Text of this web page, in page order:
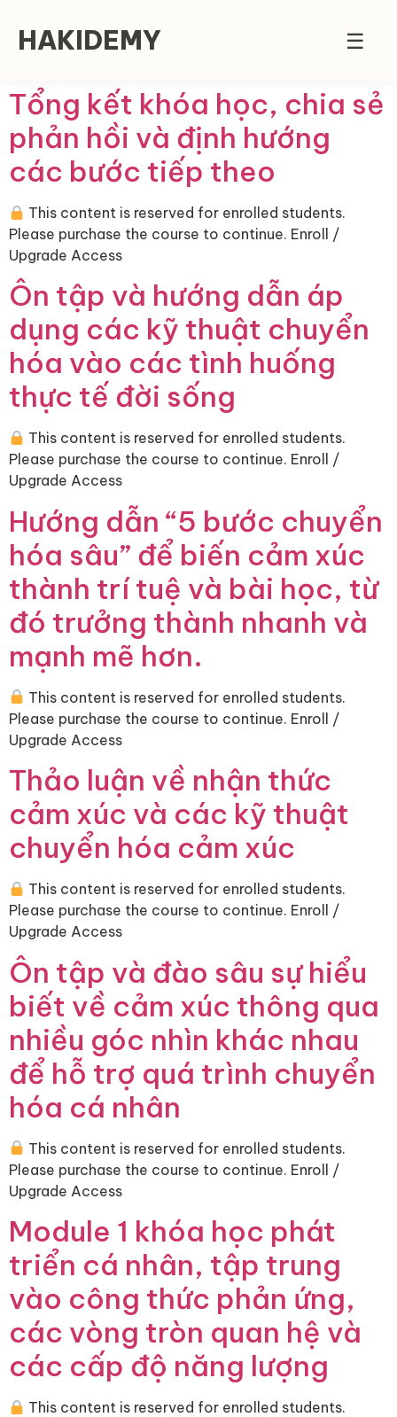
HAKIDEMY ☰
Tổng kết khóa học, chia sẻ
phản hồi và định hướng
các bước tiếp theo
This content is reserved for enrolled students.
Please purchase the course to continue. Enroll /
Upgrade Access
Ôn tập và hướng dẫn áp
dụng các kỹ thuật chuyển
hóa vào các tình huống
thực tế đời sống
This content is reserved for enrolled students.
Please purchase the course to continue. Enroll /
Upgrade Access
Hướng dẫn “5 bước chuyển
hóa sâu” để biến cảm xúc
thành trí tuệ và bài học, từ
đó trưởng thành nhanh và
mạnh mẽ hơn.
This content is reserved for enrolled students.
Please purchase the course to continue. Enroll /
Upgrade Access
Thảo luận về nhận thức
cảm xúc và các kỹ thuật
chuyển hóa cảm xúc
This content is reserved for enrolled students.
Please purchase the course to continue. Enroll /
Upgrade Access
Ôn tập và đào sâu sự hiểu
biết về cảm xúc thông qua
nhiều góc nhìn khác nhau
để hỗ trợ quá trình chuyển
hóa cá nhân
This content is reserved for enrolled students.
Please purchase the course to continue. Enroll /
Upgrade Access
Module 1 khóa học phát
triển cá nhân, tập trung
vào công thức phản ứng,
các vòng tròn quan hệ và
các cấp độ năng lượng
This content is reserved for enrolled students.